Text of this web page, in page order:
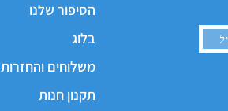
הסיפור שלנו
בלוג
משלוחים והחזרות
תקנון חנות